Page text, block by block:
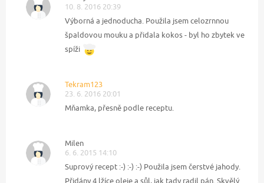
10. 8. 2016 20:39
Výborná a jednoducha. Použila jsem celozrnnou
špaldovou mouku a přidala kokos - byl ho zbytek ve
spíži
Tekram123
23. 6. 2016 20:01
Mňamka, přesně podle receptu.
Milen
6. 6. 2015 14:10
Suprový recept :-) :-) :-) Použila jsem čerstvé jahody.
Přidány 4 lžíce oleje a sůl, jak tady radil pán. Skvělý